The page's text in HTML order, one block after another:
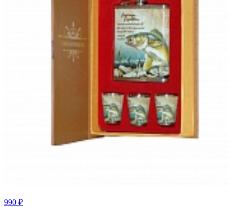
990 ₽